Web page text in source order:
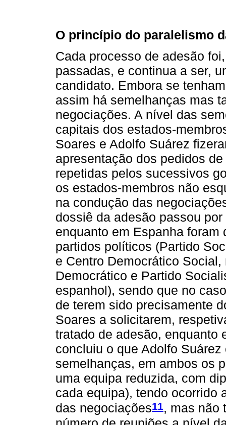
O princípio do paralelismo
Cada processo de adesão
passadas, e continua a ser,
candidato. Embora se
assim há semelhanças mas
negociações. A nível das
capitais dos estados-
Soares e Adolfo Suárez
apresentação dos pedidos
repetidas pelos sucessivos
os estados-membros não
na condução das
dossiê da adesão passou
enquanto em Espanha foram
partidos políticos (Partido
e Centro Democrático
Democrático e Partido
espanhol), sendo que no
de terem sido precisamente
Soares a solicitarem,
tratado de adesão, enquanto
concluiu o que Adolfo
semelhanças, em ambos os
uma equipa reduzida, com
cada equipa), tendo ocorrido
das negociações11, mas não